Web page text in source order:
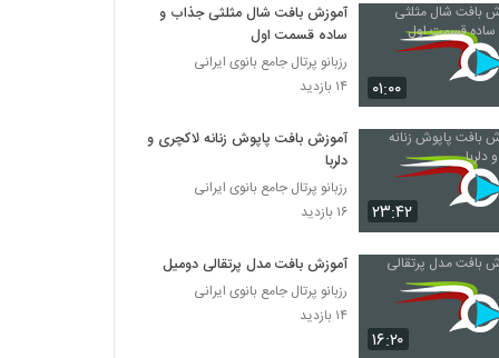
۰۱:۰۰
آموزش بافت شال مثلثی جذاب و
ساده قسمت اول
رزبانو پرتال جامع بانوی ایرانی
۱۴ بازدید
۲۳:۴۲
آموزش بافت پاپوش زنانه لاکچری و
دلربا
رزبانو پرتال جامع بانوی ایرانی
۱۶ بازدید
۱۶:۲۰
آموزش بافت مدل پرتقالی دومیل
رزبانو پرتال جامع بانوی ایرانی
۱۴ بازدید